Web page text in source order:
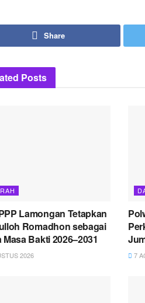
Share
Posts
Lamongan Tetapkan
Romadhon sebagai
Masa Bakti 2026–2031
2026 7